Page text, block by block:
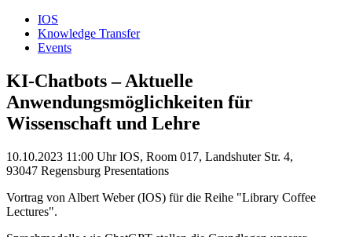
IOS
Knowledge Transfer
Events
KI-Chatbots – Aktuelle
Anwendungsmöglichkeiten für
Wissenschaft und Lehre
10.10.2023 11:00 Uhr IOS, Room 017, Landshuter Str. 4,
93047 Regensburg Presentations
Vortrag von Albert Weber (IOS) für die Reihe "Library Coffee
Lectures".